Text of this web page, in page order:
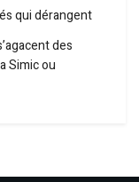
qui dérangent
des
Simic ou